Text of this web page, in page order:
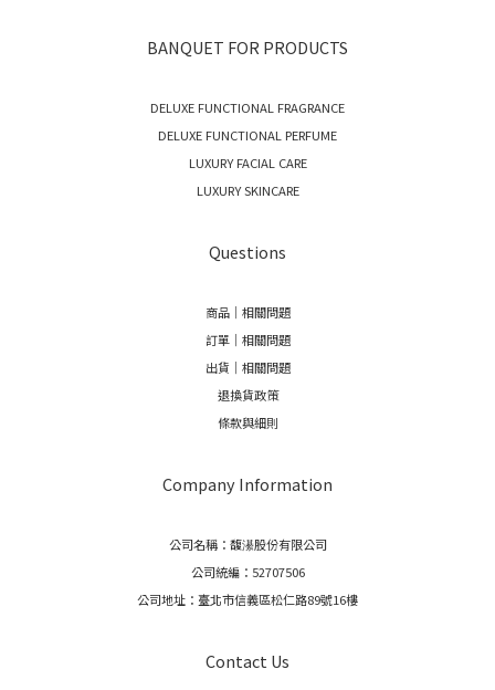
BANQUET FOR PRODUCTS
DELUXE FUNCTIONAL FRAGRANCE
DELUXE FUNCTIONAL PERFUME
LUXURY FACIAL CARE
LUXURY SKINCARE
Questions
商品｜相關問題
訂單｜相關問題
出貨｜相關問題
退換貨政策
條款與細則
Company Information
公司名稱：馥濝股份有限公司
公司統編：52707506
公司地址：臺北市信義區松仁路89號16樓
Contact Us